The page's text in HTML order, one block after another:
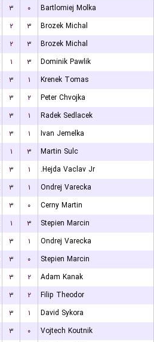
۳ ۰
Bartlomiej Molka
۲ ۳
Brozek Michal
۲ ۳
Brozek Michal
۱ ۳
Dominik Pawlik
۳ ۱
Krenek Tomas
۳ ۲
Peter Chvojka
۳ ۱
Radek Sedlacek
۳ ۱
Ivan Jemelka
۱ ۳
Martin Sulc
۳ ۱
Hejda Vaclav Jr.
۳ ۱
Ondrej Varecka
۳ ۰
Cerny Martin
۱ ۳
Stepien Marcin
۳ ۱
Ondrej Varecka
۳ ۰
Stepien Marcin
۳ ۲
Adam Kanak
۳ ۲
Filip Theodor
۳ ۱
David Sykora
۳ ۰
Vojtech Koutnik